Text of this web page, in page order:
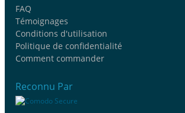
FAQ
Témoignages
Conditions d'utilisation
Politique de confidentialité
Comment commander
Reconnu Par